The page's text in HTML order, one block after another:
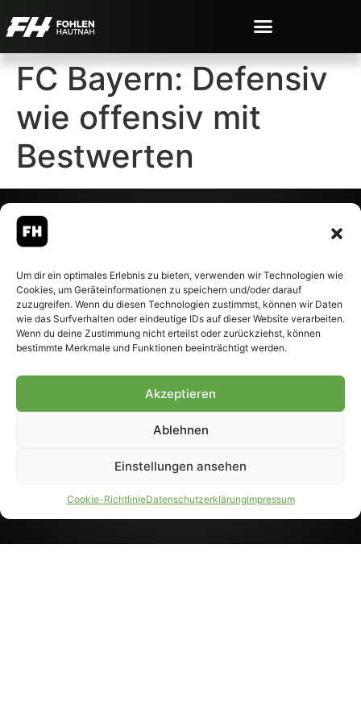
Um dir ein optimales Erlebnis zu bieten, verwenden wir Technologien wie
Cookies, um Geräteinformationen zu speichern und/oder darauf
zuzugreifen. Wenn du diesen Technologien zustimmst, können wir Daten
wie das Surfverhalten oder eindeutige IDs auf dieser Website verarbeiten.
Wenn du deine Zustimmung nicht erteilst oder zurückziehst, können
bestimmte Merkmale und Funktionen beeinträchtigt werden.
Akzeptieren
Ablehnen
Einstellungen ansehen
Cookie-RichtlinieDatenschutzerklärungImpressum
FC Bayern: Defensiv
wie offensiv mit
Bestwerten
– Alle rechte vorbehalten.
Fohlen-Hautnah.de ist ein
offiziell eingetragenes Magazin
bei der Deutschen
Nationalbibliothek (ISSN 1868-
Weiterverarbeitung, auch
Genehmigung.
PARTNER WERDEN
AGB